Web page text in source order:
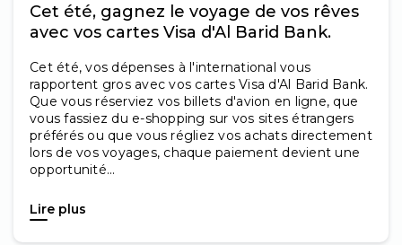
Cet été, gagnez le voyage de vos rêves
avec vos cartes Visa d'Al Barid Bank.
Cet été, vos dépenses à l'international vous
rapportent gros avec vos cartes Visa d'Al Barid Bank.
Que vous réserviez vos billets d'avion en ligne, que
vous fassiez du e-shopping sur vos sites étrangers
préférés ou que vous régliez vos achats directement
lors de vos voyages, chaque paiement devient une
opportunité...
Lire plus